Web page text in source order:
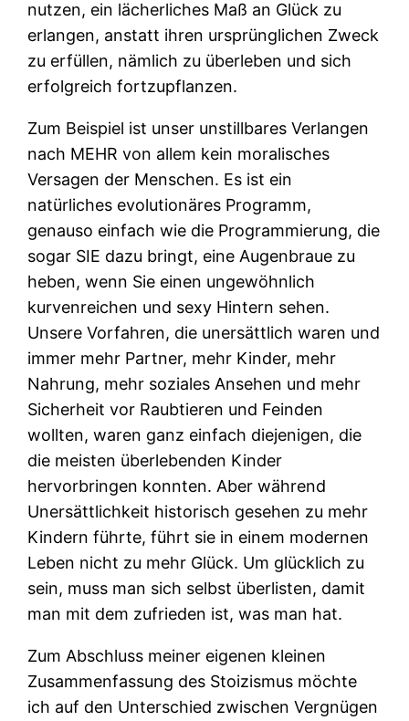
nutzen, ein lächerliches Maß an Glück zu
erlangen, anstatt ihren ursprünglichen Zweck
zu erfüllen, nämlich zu überleben und sich
erfolgreich fortzupflanzen.
Zum Beispiel ist unser unstillbares Verlangen
nach MEHR von allem kein moralisches
Versagen der Menschen. Es ist ein
natürliches evolutionäres Programm,
genauso einfach wie die Programmierung, die
sogar SIE dazu bringt, eine Augenbraue zu
heben, wenn Sie einen ungewöhnlich
kurvenreichen und sexy Hintern sehen.
Unsere Vorfahren, die unersättlich waren und
immer mehr Partner, mehr Kinder, mehr
Nahrung, mehr soziales Ansehen und mehr
Sicherheit vor Raubtieren und Feinden
wollten, waren ganz einfach diejenigen, die
die meisten überlebenden Kinder
hervorbringen konnten. Aber während
Unersättlichkeit historisch gesehen zu mehr
Kindern führte, führt sie in einem modernen
Leben nicht zu mehr Glück. Um glücklich zu
sein, muss man sich selbst überlisten, damit
man mit dem zufrieden ist, was man hat.
Zum Abschluss meiner eigenen kleinen
Zusammenfassung des Stoizismus möchte
ich auf den Unterschied zwischen Vergnügen